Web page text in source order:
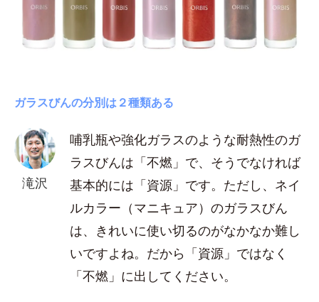
ガラスびんの分別は２種類ある
滝沢
哺乳瓶や強化ガラスのような耐熱性のガ
ラスびんは「不燃」で、そうでなければ
基本的には「資源」です。ただし、ネイ
ルカラー（マニキュア）のガラスびん
は、きれいに使い切るのがなかなか難し
いですよね。だから「資源」ではなく
「不燃」に出してください。